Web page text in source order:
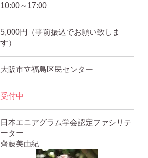
10:00～17:00
5,000円（事前振込でお願い致しま
す）
大阪市立福島区民センター
受付中
日本エニアグラム学会認定ファシリテ
ーター
齊藤美由紀